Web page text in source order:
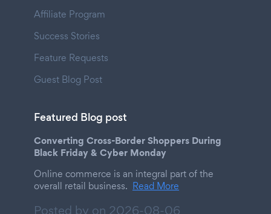
Affiliate Program
Success Stories
Feature Requests
Guest Blog Post
Featured Blog post
Converting Cross-Border Shoppers During
Black Friday & Cyber Monday
Online commerce is an integral part of the
overall retail business. Read More
Posted by on 2026-08-06